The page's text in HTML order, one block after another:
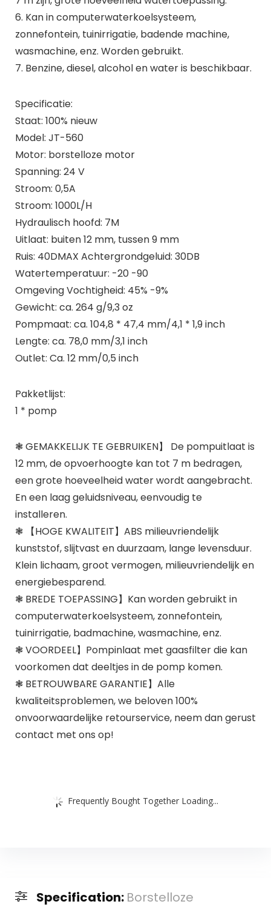
6. Kan in computerwaterkoelsysteem,
zonnefontein, tuinirrigatie, badende machine,
wasmachine, enz. Worden gebruikt.
7. Benzine, diesel, alcohol en water is beschikbaar.
Specificatie:
Staat: 100% nieuw
Model: JT-560
Motor: borstelloze motor
Spanning: 24 V
Stroom: 0,5A
Stroom: 1000L/H
Hydraulisch hoofd: 7M
Uitlaat: buiten 12 mm, tussen 9 mm
Ruis: 40DMAX Achtergrondgeluid: 30DB
Watertemperatuur: -20 -90
Omgeving Vochtigheid: 45% -9%
Gewicht: ca. 264 g/9,3 oz
Pompmaat: ca. 104,8 * 47,4 mm/4,1 * 1,9 inch
Lengte: ca. 78,0 mm/3,1 inch
Outlet: Ca. 12 mm/0,5 inch
Pakketlijst:
1 * pomp
❃ GEMAKKELIJK TE GEBRUIKEN】 De pompuitlaat is
12 mm, de opvoerhoogte kan tot 7 m bedragen,
een grote hoeveelheid water wordt aangebracht.
En een laag geluidsniveau, eenvoudig te
installeren.
❃ 【HOGE KWALITEIT】ABS milieuvriendelijk
kunststof, slijtvast en duurzaam, lange levensduur.
Klein lichaam, groot vermogen, milieuvriendelijk en
energiebesparend.
❃ BREDE TOEPASSING】Kan worden gebruikt in
computerwaterkoelsysteem, zonnefontein,
tuinirrigatie, badmachine, wasmachine, enz.
❃ VOORDEEL】Pompinlaat met gaasfilter die kan
voorkomen dat deeltjes in de pomp komen.
❃ BETROUWBARE GARANTIE】Alle
kwaliteitsproblemen, we beloven 100%
onvoorwaardelijke retourservice, neem dan gerust
contact met ons op!
Frequently Bought Together Loading...
Specification: Borstelloze